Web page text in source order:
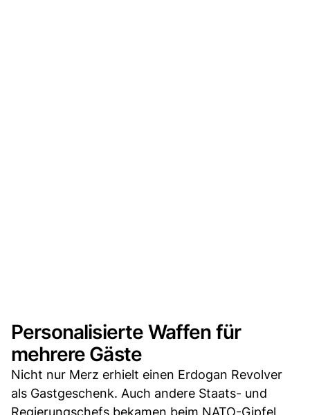
Personalisierte Waffen für
mehrere Gäste
Nicht nur Merz erhielt einen Erdogan Revolver
als Gastgeschenk. Auch andere Staats- und
Regierungschefs bekamen beim NATO-Gipfel